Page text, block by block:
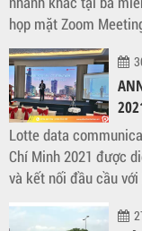
họp mặt Zoom
Lotte data
Chí Minh 2021 được
và kết nối đầu cầu